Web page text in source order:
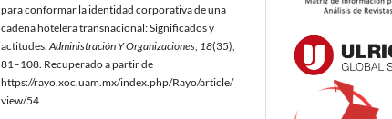
para conformar la identidad corporativa de una
cadena hotelera transnacional: Significados y
actitudes.Administración Y Organizaciones, 18(35),
81–108. Recuperado a partir de
https://rayo.xoc.uam.mx/index.php/Rayo/article/
view/54